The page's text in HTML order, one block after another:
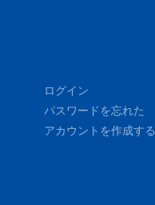
ログイン
パスワードを忘れた
アカウントを作成する